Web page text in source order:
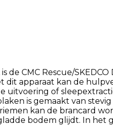
CMC Rescue/SKEDCO
dit apparaat kan de
uitvoering of
is gemaakt van stevig
kan de brancard
bodem glijdt. In het